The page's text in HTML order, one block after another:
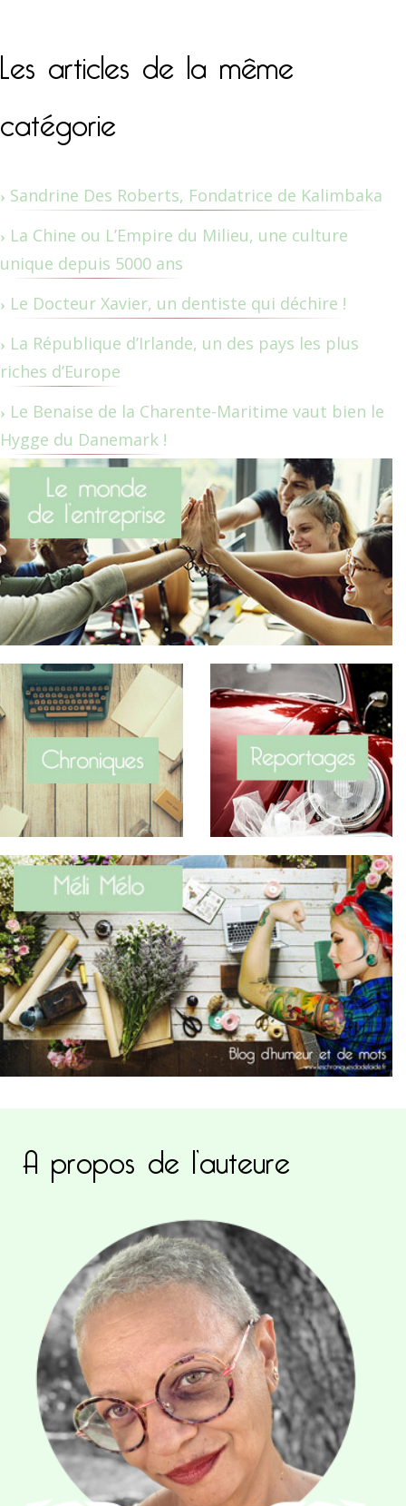
Les articles de la même
catégorie
Sandrine Des Roberts, Fondatrice de Kalimbaka
La Chine ou L’Empire du Milieu, une culture
unique depuis 5000 ans
Le Docteur Xavier, un dentiste qui déchire !
La République d’Irlande, un des pays les plus
riches d’Europe
Le Benaise de la Charente-Maritime vaut bien le
Hygge du Danemark !
A propos de l’auteure